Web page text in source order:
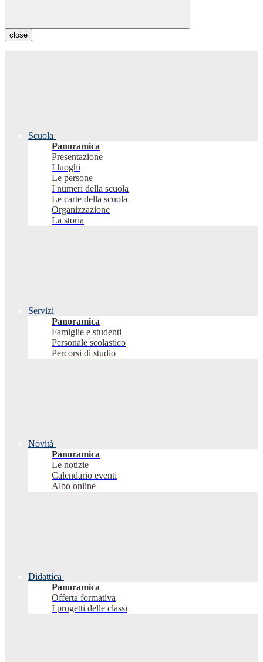
close
Scuola
Panoramica
Presentazione
I luoghi
Le persone
I numeri della scuola
Le carte della scuola
Organizzazione
La storia
Servizi
Panoramica
Famiglie e studenti
Personale scolastico
Percorsi di studio
Novità
Panoramica
Le notizie
Calendario eventi
Albo online
Didattica
Panoramica
Offerta formativa
I progetti delle classi